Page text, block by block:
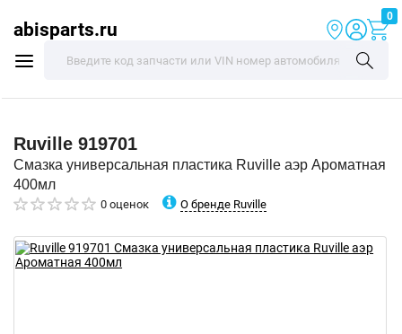
abisparts.ru
0
Ruville 919701
Смазка универсальная пластика Ruville аэр Ароматная
400мл
0 оценок О бренде Ruville